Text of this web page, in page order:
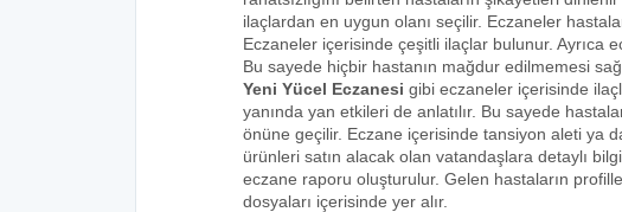
ilaçlardan en uygun olanı seçilir. Eczaneler
Eczaneler içerisinde çeşitli ilaçlar bulunur. Ayrıca
Bu sayede hiçbir hastanın mağdur edilmemesi
Yeni Yücel Eczanesi gibi eczaneler içerisinde
yanında yan etkileri de anlatılır. Bu sayede
önüne geçilir. Eczane içerisinde tansiyon aleti ya
ürünleri satın alacak olan vatandaşlara detaylı
eczane raporu oluşturulur. Gelen hastaların
dosyaları içerisinde yer alır.